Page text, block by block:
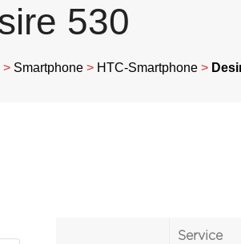
530
> Smartphone > HTC-Smartphone >
Service